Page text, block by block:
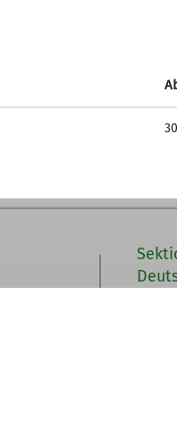
Start am Freitag,
30